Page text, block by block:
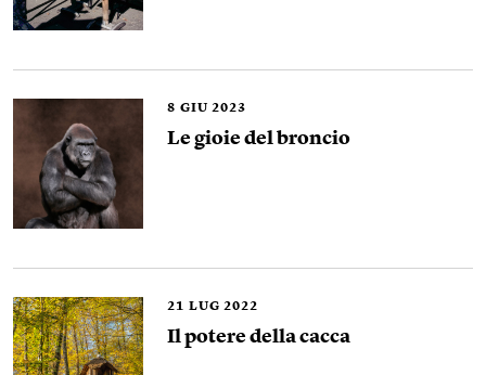
8 GIU 2023
Le gioie del broncio
21 LUG 2022
Il potere della cacca